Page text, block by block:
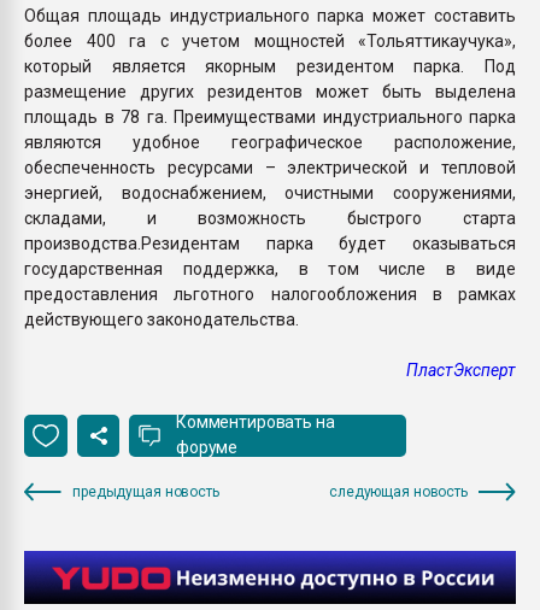
Общая площадь индустриального парка может составить
более 400 га с учетом мощностей «Тольяттикаучука»,
который является якорным резидентом парка. Под
размещение других резидентов может быть выделена
площадь в 78 га. Преимуществами индустриального парка
являются удобное географическое расположение,
обеспеченность ресурсами – электрической и тепловой
энергией, водоснабжением, очистными сооружениями,
складами, и возможность быстрого старта
производства.Резидентам парка будет оказываться
государственная поддержка, в том числе в виде
предоставления льготного налогообложения в рамках
действующего законодательства.
ПластЭксперт
Комментировать на
форуме
предыдущая новость следующая новость